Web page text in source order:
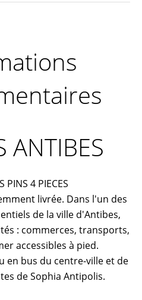
ANTIBES
PINS 4 PIECES
livrée. Dans l'un des
de la ville d'Antibes,
: commerces, transports,
accessibles à pied.
en bus du centre-ville et de
de Sophia Antipolis.